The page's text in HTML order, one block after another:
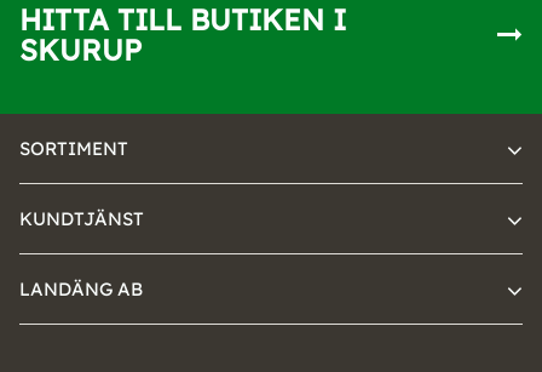
HITTA TILL BUTIKEN I
SKURUP
SORTIMENT
KUNDTJÄNST
LANDÄNG AB